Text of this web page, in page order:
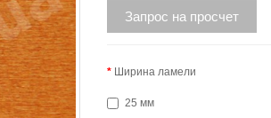
Запрос на просчет
Ширина ламели
25 мм